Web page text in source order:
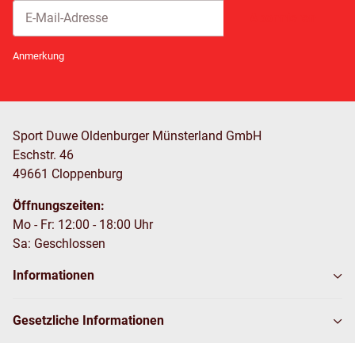
Anmerkung
Sport Duwe Oldenburger Münsterland GmbH
Eschstr. 46
49661 Cloppenburg
Öffnungszeiten:
Mo - Fr: 12:00 - 18:00 Uhr
Sa: Geschlossen
Informationen
Gesetzliche Informationen